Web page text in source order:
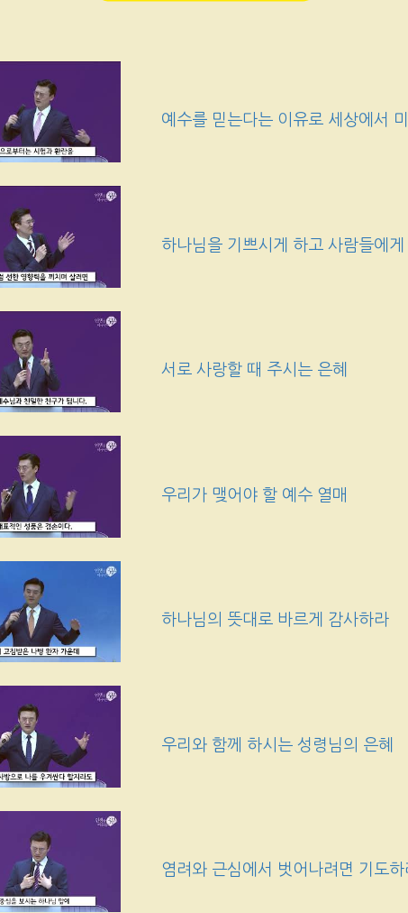
예수를 믿는다는 이유로 세상에서
하나님을 기쁘시게 하고 사람들에
서로 사랑할 때 주시는 은혜
우리가 맺어야 할 예수 열매
하나님의 뜻대로 바르게 감사하라
우리와 함께 하시는 성령님의 은혜
염려와 근심에서 벗어나려면 기도하